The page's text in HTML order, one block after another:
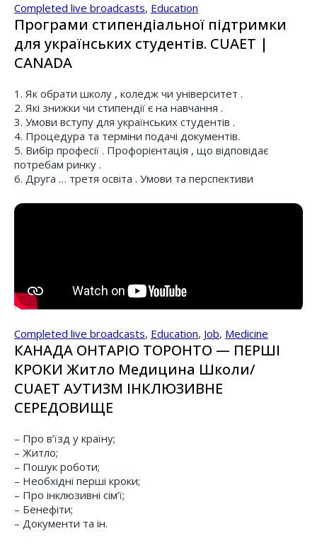
Completed live broadcasts, Education
Програми стипендіальної підтримки
для українських студентів. CUAET |
CANADA
1. Як обрати школу , коледж чи університет .
2. Які знижки чи стипендії є на навчання .
3. Умови вступу для українських студентів .
4. Процедура та терміни подачі документів.
5. Вибір професії . Профорієнтація , що відповідає
потребам ринку .
6. Друга … третя освіта . Умови та перспективи
Completed live broadcasts, Education, Job, Medicine
КАНАДА ОНТАРІО ТОРОНТО — ПЕРШІ
КРОКИ Житло Медицина Школи/
CUAET АУТИЗМ IНКЛЮЗИВНЕ
СЕРЕДОВИЩЕ
– Про в’їзд у країну;
– Житло;
– Пошук роботи;
– Необхідні перші кроки;
– Про інклюзивні сім’ї;
– Бенефіти;
– Документи та ін.